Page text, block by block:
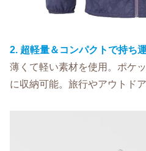
2. 超軽量＆コンパクトで持ち
薄くて軽い素材を使用。ポケ
に収納可能。旅行やアウトド